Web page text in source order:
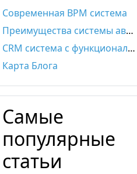
Современная BPM система
Преимущества системы автоматизации бизнес-процессов
CRM система с функционалом BPMS
Карта Блога
Самые
популярные
статьи